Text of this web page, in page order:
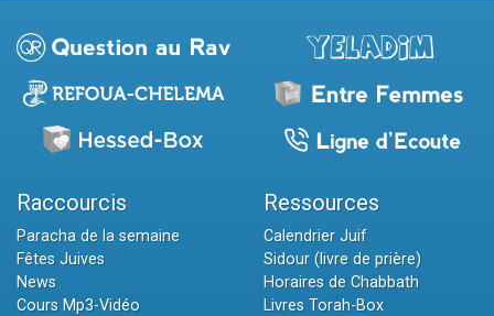
Raccourcis
Paracha de la semaine
Fêtes Juives
News
Cours Mp3-Vidéo
Ressources
Calendrier Juif
Sidour (livre de prière)
Horaires de Chabbath
Livres Torah-Box